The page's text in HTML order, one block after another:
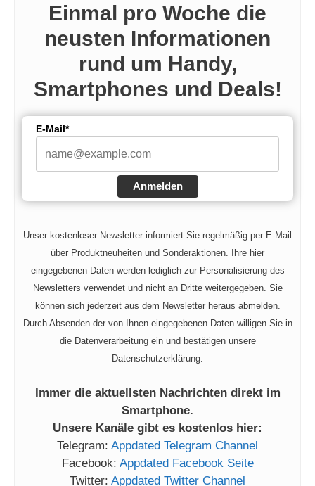
Einmal pro Woche die
neusten Informationen
rund um Handy,
Smartphones und Deals!
E-Mail*
Anmelden
Unser kostenloser Newsletter informiert Sie regelmäßig per E-Mail
über Produktneuheiten und Sonderaktionen. Ihre hier
eingegebenen Daten werden lediglich zur Personalisierung des
Newsletters verwendet und nicht an Dritte weitergegeben. Sie
können sich jederzeit aus dem Newsletter heraus abmelden.
Durch Absenden der von Ihnen eingegebenen Daten willigen Sie in
die Datenverarbeitung ein und bestätigen unsere
Datenschutzerklärung.
Immer die aktuellsten Nachrichten direkt im
Smartphone.
Unsere Kanäle gibt es kostenlos hier:
Telegram: Appdated Telegram Channel
Facebook: Appdated Facebook Seite
Twitter: Appdated Twitter Channel